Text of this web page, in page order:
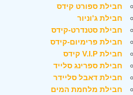
חבילת ספורט קידס
חבילת ג'וניור
חבילת סטנדרט-קידס
חבילת פרימיום-קידס
חבילת V.I.P קידס
חבילת ספרינג סלייד
חבילת דאבל סליידר
חבילת מלחמת המים